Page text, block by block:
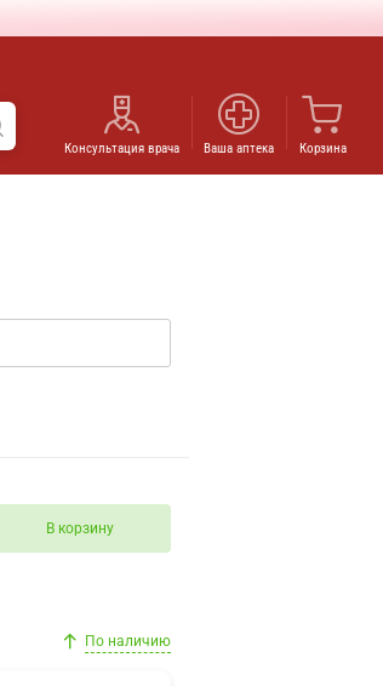
Консультация врача Ваша аптека Корзина
В корзину
По наличию